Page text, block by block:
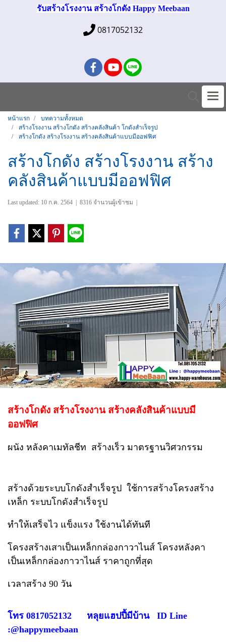
รับสร้างโรงงาน สร้างโกดัง Happy Meebaan
0817052132
หน้าแรก
บทความทั้งหมด
สร้างโรงงาน สร้างโกดัง สร้างคลังสินค้า โกดังสำเร็จรูป
สร้างโกดัง สร้างโรงงาน สร้างคลังสินค้าแบบมีออฟฟิศ
สร้างโกดัง สร้างโรงงาน สร้าง
คลังสินค้าแบบมีออฟฟิศ
Last updated: 10 ก.ค. 2564 8316 จำนวนผู้เข้าชม
สร้างโกดัง สร้างโรงงาน สร้างคลังสินค้าแบบมี
ออฟฟิศ
ผนัง หลังคาเมทัลชีท สร้างเร็ว มาตรฐานวิศวกรรม
สร้างด้วยระบบโกดังสำเร็จรูป ใช้การสร้างโครงสร้าง
เหล็ก ระบบโกดังสำเร็จรูป
ทำให้เสร็จไว แข็งแรง ใช้งานได้ทันที
โครงสร้างเสาเป็นเหล็กกล่องกาวาไนส์ โครงหลังคา
เป็นเหล็กกล่องกาวาไนส์ ราคาถูกที่สุด
เวลาสร้าง 90 วัน
โทร 0817052132 หลุยแฮปปี้มีบ้าน ID Line
:@happymeebaan